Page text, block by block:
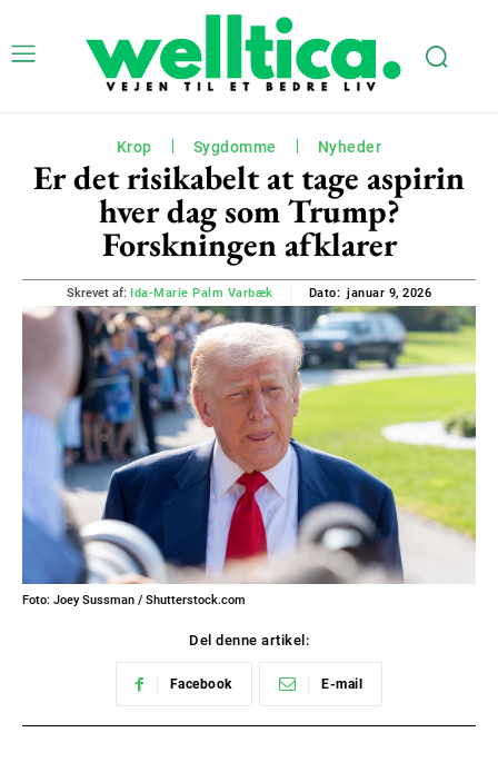
Krop Sygdomme Nyheder
Er det risikabelt at tage aspirin
hver dag som Trump?
Forskningen afklarer
Skrevet af: Ida-Marie Palm Varbæk Dato: januar 9, 2026
Foto: Joey Sussman / Shutterstock.com
Del denne artikel:
Facebook E-mail